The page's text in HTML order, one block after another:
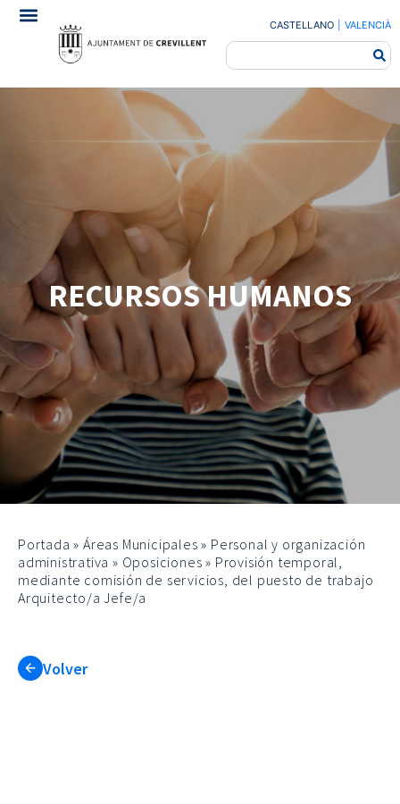
CASTELLANO VALENCIÀ
RECURSOS HUMANOS
Portada »Áreas Municipales » Personal y organización
administrativa » Oposiciones » Provisión temporal,
mediante comisión de servicios, del puesto de trabajo
Arquitecto/a Jefe/a
Volver